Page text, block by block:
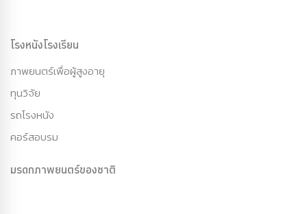
โรงหนังโรงเรียน
ภาพยนตร์เพื่อผู้สูงอายุ
ทุนวิจัย
รถโรงหนัง
คอร์สอบรม
มรดกภาพยนตร์ของชาติ